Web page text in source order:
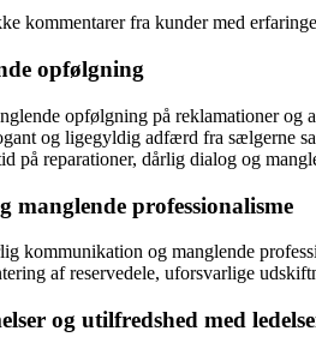
kommentarer fra kunder med
opfølgning
opfølgning på reklamationer og
og ligegyldig adfærd fra sælgerne
på reparationer, dårlig dialog og
professionalisme
kommunikation og manglende
af reservedele, uforsvarlige
og utilfredshed med